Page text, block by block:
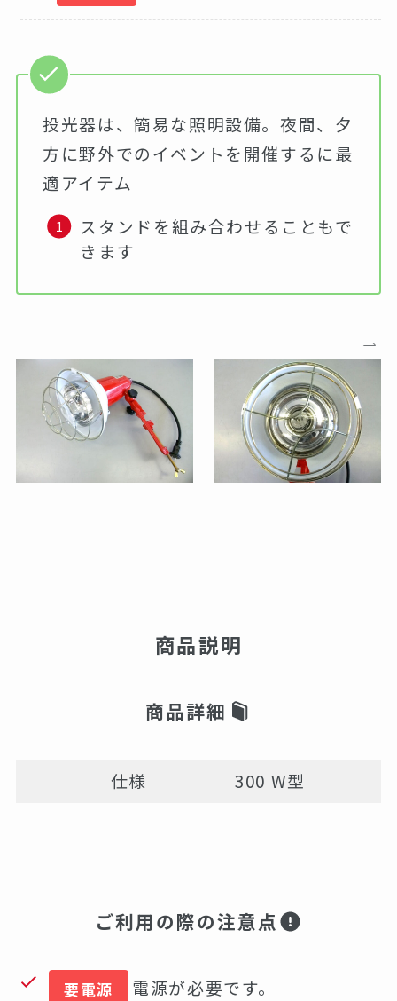
投光器は、簡易な照明設備。夜間、夕
方に野外でのイベントを開催するに最
適アイテム
スタンドを組み合わせることもで
きます
商品説明
商品詳細
仕様 300 W型
ご利用の際の注意点
要電源
電源が必要です。